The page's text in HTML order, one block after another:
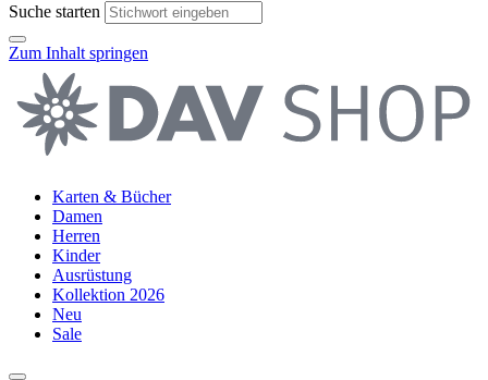
Suche starten
Zum Inhalt springen
Karten & Bücher
Damen
Herren
Kinder
Ausrüstung
Kollektion 2026
Neu
Sale